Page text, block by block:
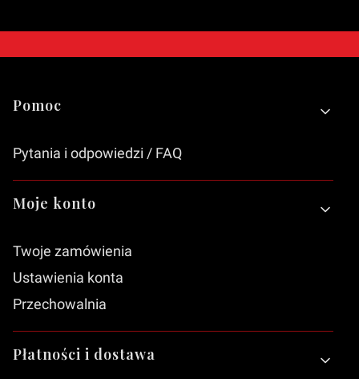
Linki w stopce
Pomoc
Pytania i odpowiedzi / FAQ
Moje konto
Twoje zamówienia
Ustawienia konta
Przechowalnia
Płatności i dostawa